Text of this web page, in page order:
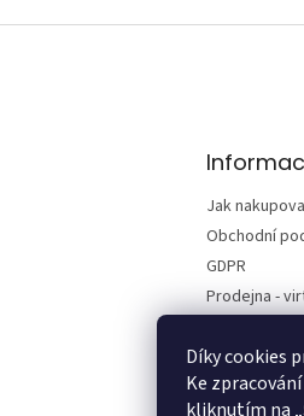
Díky cookies
Ke
kliknutím na „
Jak
Obchodní
GDPR
Prodejna -
Vrácení zboží
Reklamace